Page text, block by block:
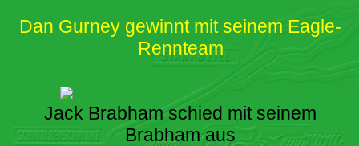
Dan Gurney gewinnt mit seinem Eagle-
Rennteam
Jack Brabham schied mit seinem
Brabham aus